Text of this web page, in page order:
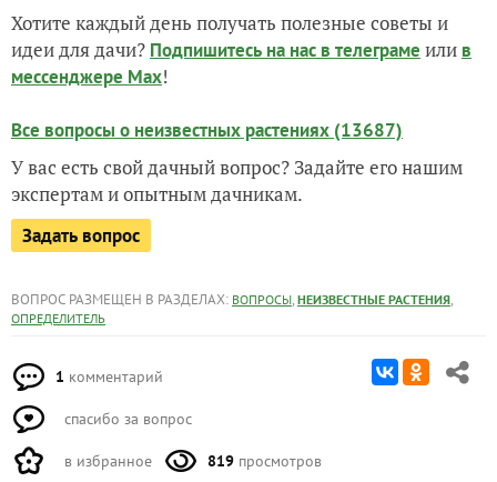
Хотите каждый день получать полезные советы и
идеи для дачи? Подпишитесь на нас в телеграме или в
мессенджере Max!
Все вопросы о неизвестных растениях (13687)
У вас есть свой дачный вопрос? Задайте его нашим
экспертам и опытным дачникам.
Задать вопрос
ВОПРОС РАЗМЕЩЕН В РАЗДЕЛАХ: ВОПРОСЫ, НЕИЗВЕСТНЫЕ РАСТЕНИЯ,
ОПРЕДЕЛИТЕЛЬ
1 комментарий
спасибо за вопрос
в избранное 819 просмотров